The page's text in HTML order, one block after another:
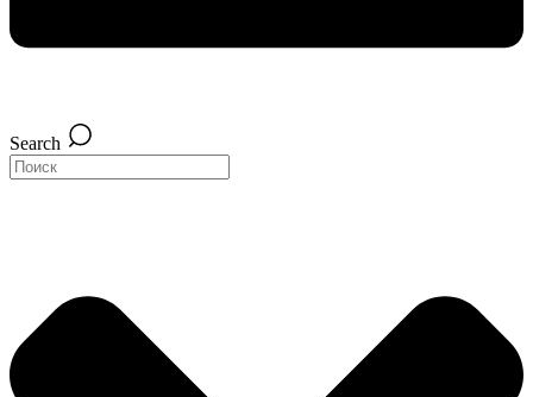
Search